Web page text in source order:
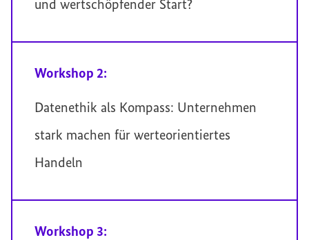
und wertschöpfender Start?
Workshop 2:
Datenethik als Kompass: Unternehmen
stark machen für werteorientiertes
Handeln
Workshop 3: